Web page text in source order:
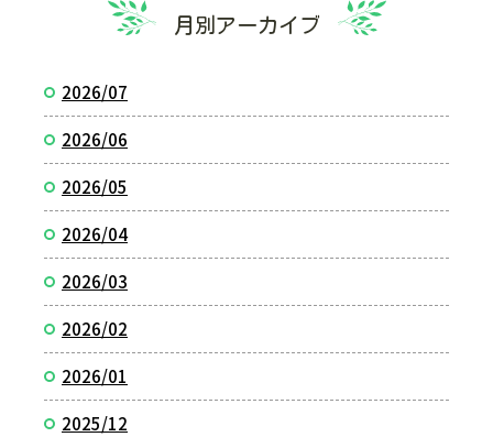
月別アーカイブ
2026/07
2026/06
2026/05
2026/04
2026/03
2026/02
2026/01
2025/12